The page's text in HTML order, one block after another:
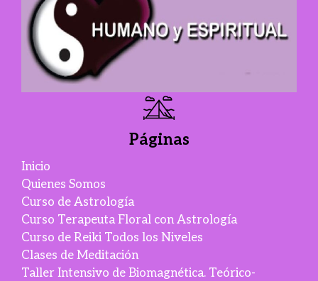
Páginas
Inicio
Quienes Somos
Curso de Astrología
Curso Terapeuta Floral con Astrología
Curso de Reiki Todos los Niveles
Clases de Meditación
Taller Intensivo de Biomagnética. Teórico-